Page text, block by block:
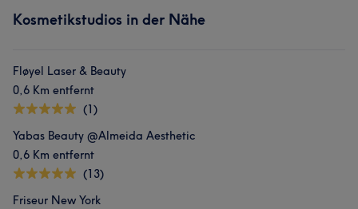
Kosmetikstudios in der Nähe
Fløyel Laser & Beauty
0,6 Km entfernt
(1)
Yabas Beauty @Almeida Aesthetic
0,6 Km entfernt
(13)
Friseur New York